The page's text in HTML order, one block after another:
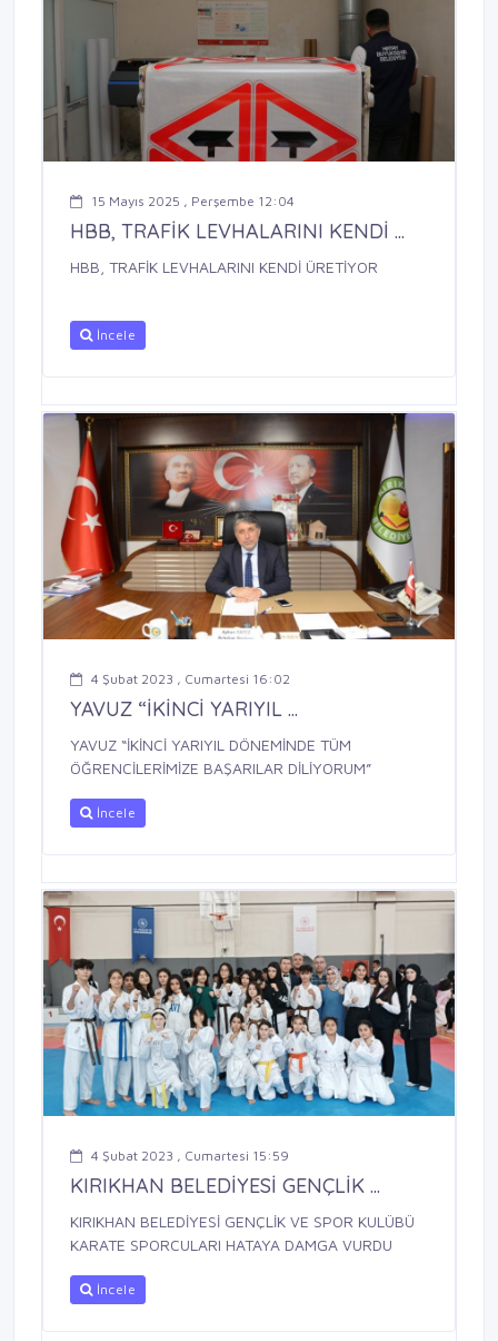
15 Mayıs 2025 , Perşembe 12:04
HBB, TRAFİK LEVHALARINI KENDİ ...
HBB, TRAFİK LEVHALARINI KENDİ ÜRETİYOR
İncele
4 Şubat 2023 , Cumartesi 16:02
YAVUZ “İKİNCİ YARIYIL ...
YAVUZ “İKİNCİ YARIYIL DÖNEMİNDE TÜM
ÖĞRENCİLERİMİZE BAŞARILAR DİLİYORUM”
İncele
4 Şubat 2023 , Cumartesi 15:59
KIRIKHAN BELEDİYESİ GENÇLİK ...
KIRIKHAN BELEDİYESİ GENÇLİK VE SPOR KULÜBÜ
KARATE SPORCULARI HATAYA DAMGA VURDU
İncele